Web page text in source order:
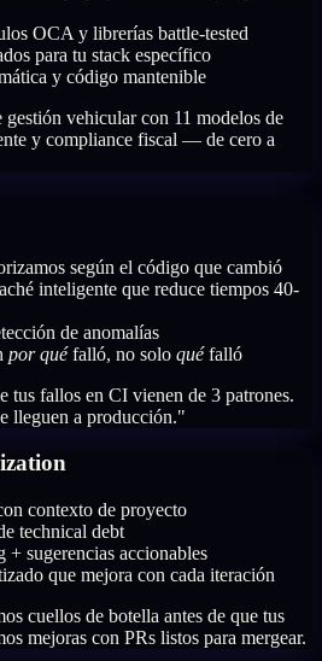
OCA y librerías battle-tested
para tu stack específico
y código mantenible
gestión vehicular con 11 modelos de
y compliance fiscal — de cero a
según el código que cambió
inteligente que reduce tiempos 40-
de anomalías
por quéfalló, no solo quéfalló
tus fallos en CI vienen de 3 patrones.
lleguen a producción."
contexto de proyecto
technical debt
sugerencias accionables
que mejora con cada iteración
cuellos de botella antes de que tus
mejoras con PRs listos para mergear.